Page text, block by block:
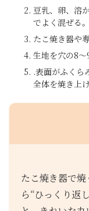
豆乳、卵、溶
でよく混ぜる。
たこ焼き器や
生地を穴の8～
.表面がふくら
全体を焼き上げ
たこ焼き器で
ら“ひっくり返